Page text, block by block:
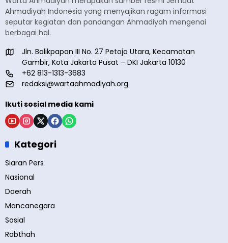
Ahmadiyah Indonesia yang menyajikan ragam informasi
seputar kegiatan dan pandangan Ahmadiyah mengenai
berbagai hal.
Jln. Balikpapan III No. 27 Petojo Utara, Kecamatan
Gambir, Kota Jakarta Pusat – DKI Jakarta 10130
+62 813-1313-3683
redaksi@wartaahmadiyah.org
Ikuti sosial media kami
Kategori
Siaran Pers
Nasional
Daerah
Mancanegara
Sosial
Rabthah